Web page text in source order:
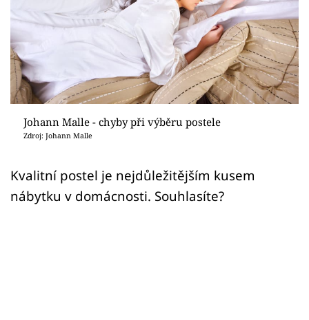
Design
Sledujte prima+
Přihlášení
Johann Malle - chyby při výběru postele
Zdroj: Johann Malle
Kvalitní postel je nejdůležitějším kusem
nábytku v domácnosti. Souhlasíte?